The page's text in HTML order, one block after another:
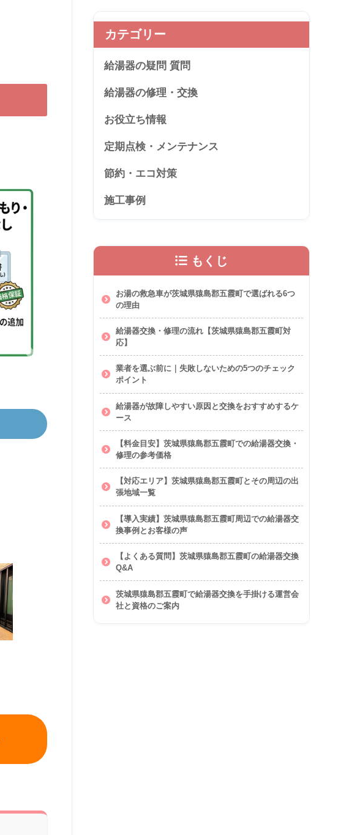
カテゴリー
給湯器の疑問 質問
給湯器の修理・交換
お役立ち情報
定期点検・メンテナンス
節約・エコ対策
施工事例
もくじ
お湯の救急車が茨城県猿島郡五霞町で選ばれる6つ
の理由
給湯器交換・修理の流れ【茨城県猿島郡五霞町対
応】
業者を選ぶ前に｜失敗しないための5つのチェック
ポイント
給湯器が故障しやすい原因と交換をおすすめするケ
ース
【料金目安】茨城県猿島郡五霞町での給湯器交換・
修理の参考価格
【対応エリア】茨城県猿島郡五霞町とその周辺の出
張地域一覧
【導入実績】茨城県猿島郡五霞町周辺での給湯器交
換事例とお客様の声
【よくある質問】茨城県猿島郡五霞町の給湯器交換
Q&A
茨城県猿島郡五霞町で給湯器交換を手掛ける運営会
社と資格のご案内